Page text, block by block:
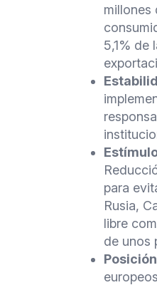
millones
5,1% de
para
Rusia,
libre
de unos